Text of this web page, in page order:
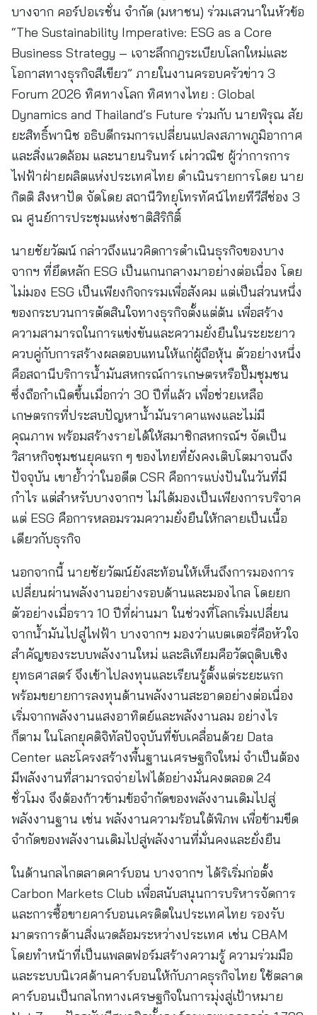
บางจาก คอร์ปอเรชั่น จำกัด (มหาชน) ร่วมเสวนาในหัวข้อ
“The Sustainability Imperative: ESG as a Core
Business Strategy – เจาะลึกกฎระเบียบโลกใหม่และ
โอกาสทางธุรกิจสีเขียว” ภายในงานครอบครัวข่าว 3
Forum 2026 ทิศทางโลก ทิศทางไทย : Global
Dynamics and Thailand’s Future ร่วมกับ นายพิรุณ สัย
ยะสิทธิ์พานิช อธิบดีกรมการเปลี่ยนแปลงสภาพภูมิอากาศ
และสิ่งแวดล้อม และนายนรินทร์ เผ่าวณิช ผู้ว่าการการ
ไฟฟ้าฝ่ายผลิตแห่งประเทศไทย ดำเนินรายการโดย นาย
กิตติ สิงหาปัด จัดโดย สถานีวิทยุโทรทัศน์ไทยทีวีสีช่อง 3
ณ ศูนย์การประชุมแห่งชาติสิริกิติ์
นายชัยวัฒน์ กล่าวถึงแนวคิดการดำเนินธุรกิจของบาง
จากฯ ที่ยึดหลัก ESG เป็นแกนกลางมาอย่างต่อเนื่อง โดย
ไม่มอง ESG เป็นเพียงกิจกรรมเพื่อสังคม แต่เป็นส่วนหนึ่ง
ของกระบวนการตัดสินใจทางธุรกิจตั้งแต่ต้น เพื่อสร้าง
ความสามารถในการแข่งขันและความยั่งยืนในระยะยาว
ควบคู่กับการสร้างผลตอบแทนให้แก่ผู้ถือหุ้น ตัวอย่างหนึ่ง
คือสถานีบริการน้ำมันสหกรณ์การเกษตรหรือปั๊มชุมชน
ซึ่งถือกำเนิดขึ้นเมื่อกว่า 30 ปีที่แล้ว เพื่อช่วยเหลือ
เกษตรกรที่ประสบปัญหาน้ำมันราคาแพงและไม่มี
คุณภาพ พร้อมสร้างรายได้ให้สมาชิกสหกรณ์ฯ จัดเป็น
วิสาหกิจชุมชนยุคแรก ๆ ของไทยที่ยังคงเติบโตมาจนถึง
ปัจจุบัน เขาย้ำว่าในอดีต CSR คือการแบ่งปันในวันที่มี
กำไร แต่สำหรับบางจากฯ ไม่ได้มองเป็นเพียงการบริจาค
แต่ ESG คือการหลอมรวมความยั่งยืนให้กลายเป็นเนื้อ
เดียวกับธุรกิจ
นอกจากนี้ นายชัยวัฒน์ยังสะท้อนให้เห็นถึงการมองการ
เปลี่ยนผ่านพลังงานอย่างรอบด้านและมองไกล โดยยก
ตัวอย่างเมื่อราว 10 ปีที่ผ่านมา ในช่วงที่โลกเริ่มเปลี่ยน
จากน้ำมันไปสู่ไฟฟ้า บางจากฯ มองว่าแบตเตอรี่คือหัวใจ
สำคัญของระบบพลังงานใหม่ และลิเทียมคือวัตถุดิบเชิง
ยุทธศาสตร์ จึงเข้าไปลงทุนและเรียนรู้ตั้งแต่ระยะแรก
พร้อมขยายการลงทุนด้านพลังงานสะอาดอย่างต่อเนื่อง
เริ่มจากพลังงานแสงอาทิตย์และพลังงานลม อย่างไร
ก็ตาม ในโลกยุคดิจิทัลปัจจุบันที่ขับเคลื่อนด้วย Data
Center และโครงสร้างพื้นฐานเศรษฐกิจใหม่ จำเป็นต้อง
มีพลังงานที่สามารถจ่ายไฟได้อย่างมั่นคงตลอด 24
ชั่วโมง จึงต้องก้าวข้ามข้อจำกัดของพลังงานเดิมไปสู่
พลังงานฐาน เช่น พลังงานความร้อนใต้พิภพ เพื่อข้ามขีด
จำกัดของพลังงานเดิมไปสู่พลังงานที่มั่นคงและยั่งยืน
ในด้านกลไกตลาดคาร์บอน บางจากฯ ได้ริเริ่มก่อตั้ง
Carbon Markets Club เพื่อสนับสนุนการบริหารจัดการ
และการซื้อขายคาร์บอนเครดิตในประเทศไทย รองรับ
มาตรการด้านสิ่งแวดล้อมระหว่างประเทศ เช่น CBAM
โดยทำหน้าที่เป็นแพลตฟอร์มสร้างความรู้ ความร่วมมือ
และระบบนิเวศด้านคาร์บอนให้กับภาคธุรกิจไทย ใช้ตลาด
คาร์บอนเป็นกลไกทางเศรษฐกิจในการมุ่งสู่เป้าหมาย